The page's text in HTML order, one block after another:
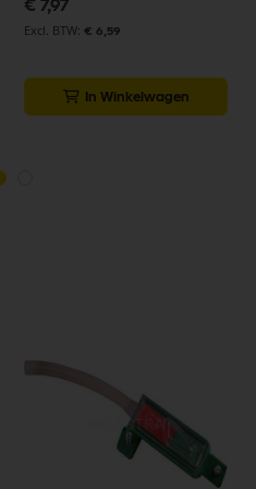
€ 7,97
€ 6,59
In Winkelwagen